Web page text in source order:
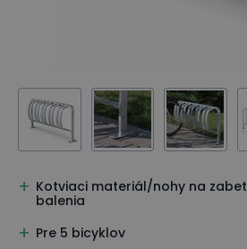
Kotviaci materiál/nohy na
balenia
Pre 5 bicyklov